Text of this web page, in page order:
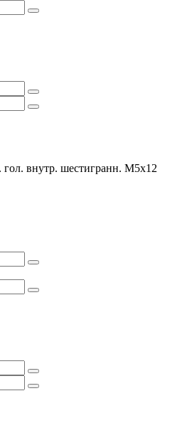
внутр. шестигранн. М5х12